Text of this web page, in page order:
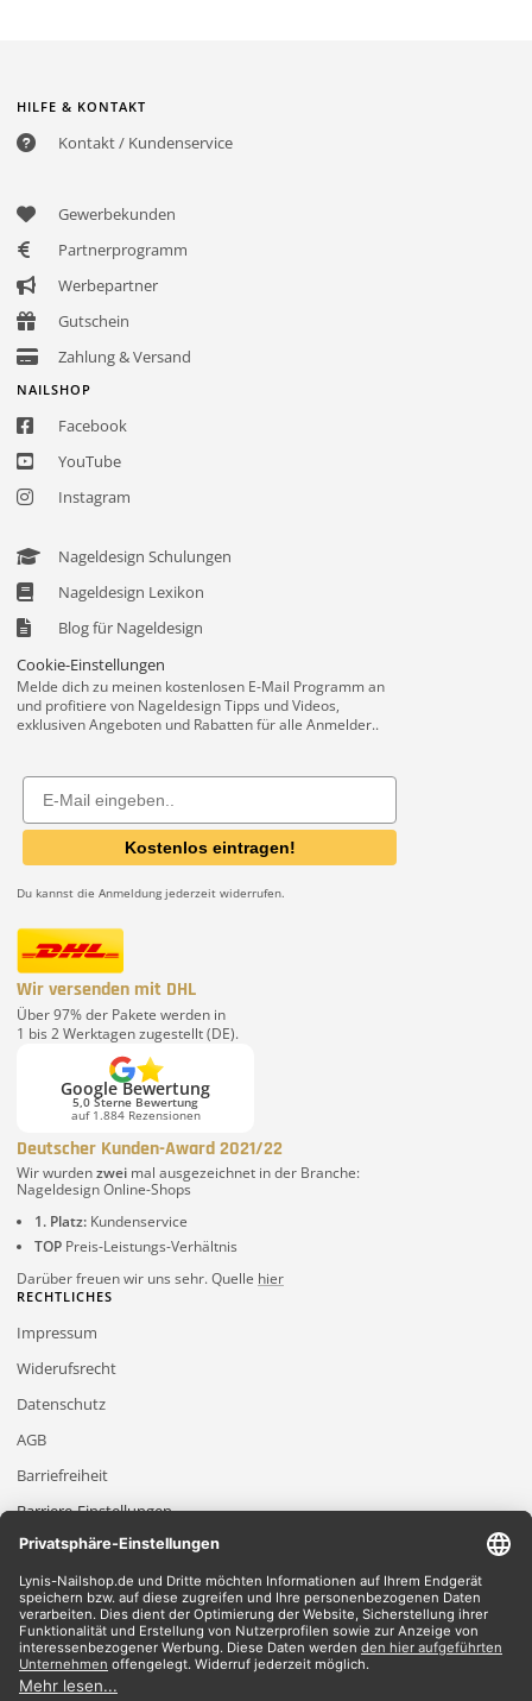
HILFE & KONTAKT
Kontakt / Kundenservice
Gewerbekunden
Partnerprogramm
Werbepartner
Gutschein
Zahlung & Versand
NAILSHOP
Facebook
YouTube
Instagram
Nageldesign Schulungen
Nageldesign Lexikon
Blog für Nageldesign
Cookie-Einstellungen
Melde dich zu meinen kostenlosen E-Mail Programm an
und profitiere von Nageldesign Tipps und Videos,
exklusiven Angeboten und Rabatten für alle Anmelder..
Email
Kostenlos eintragen!
Du kannst die Anmeldung jederzeit widerrufen.
Wir versenden mit DHL
Über 97% der Pakete werden in
1 bis 2 Werktagen zugestellt (DE).
Google Bewertung
5,0 Sterne Bewertung
auf 1.884 Rezensionen
Deutscher Kunden-Award 2021/22
Wir wurdenzwei mal ausgezeichnet in der Branche:
Nageldesign Online-Shops
1. Platz: Kundenservice
TOP Preis-Leistungs-Verhältnis
Darüber freuen wir uns sehr. Quelle hier
RECHTLICHES
Impressum
Widerufsrecht
Datenschutz
AGB
Barriefreiheit
Barriere-Einstellungen
2026 Lynis-Nailshop.de | Alle Rechte vorbehalten | Dein Nailshop für Nageldesign
Produkte
*Gilt für Lieferungen innerhalb Deutschlands, Lieferzeiten für andere Länder
entnehmen Sie bitte der Schaltfläche mit den Versandinformationen.
*Alle Preise verstehen sich inklusive Mehrwertsteuer und zzgl. Versandkosten
Wir akzeptieren